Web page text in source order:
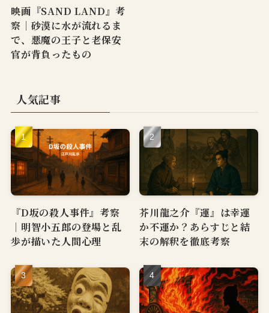
映画『SAND LAND』考
察｜砂漠に水が流れるま
で、悪魔の王子と老保安
官が背負ったもの
人気記事
『D坂の殺人事件』考察
｜明智小五郎の登場と乱
歩が描いた人間心理
芥川龍之介『運』は幸運
か不運か？あらすじと結
末の解釈を徹底考察